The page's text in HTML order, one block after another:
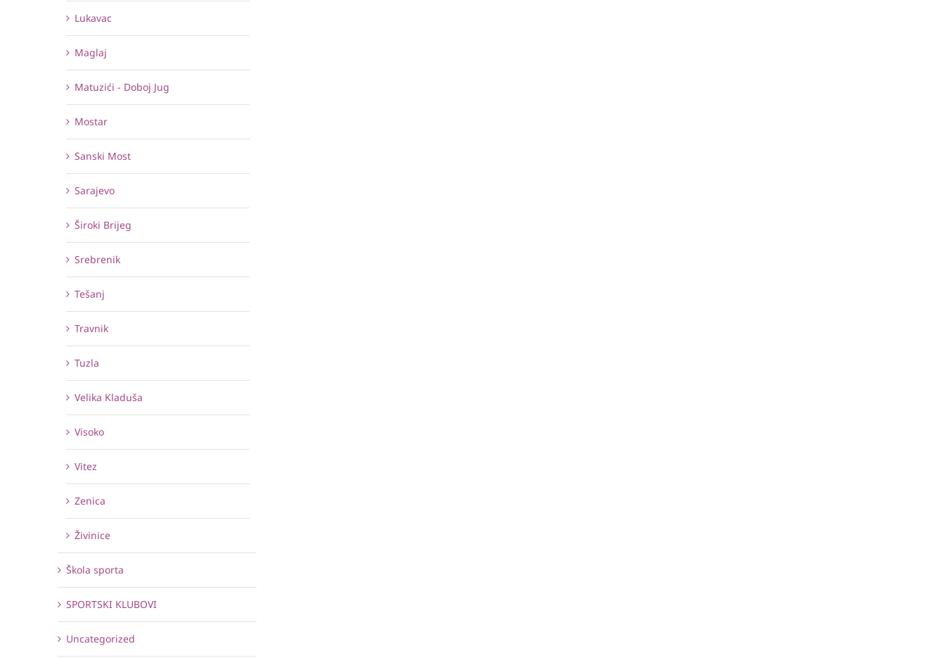
Lukavac
Maglaj
Matuzići - Doboj Jug
Mostar
Sanski Most
Sarajevo
Široki Brijeg
Srebrenik
Tešanj
Travnik
Tuzla
Velika Kladuša
Visoko
Vitez
Zenica
Živinice
Škola sporta
SPORTSKI KLUBOVI
Uncategorized